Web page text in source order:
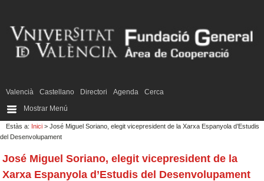
Valencià Castellano Directori Agenda
Cerca
Mostrar Menú
Estàs a: Inici > José Miguel Soriano, elegit vicepresident de la Xarxa Espanyola d’Estudis
del Desenvolupament
José Miguel Soriano, elegit vicepresident de la
Xarxa Espanyola d’Estudis del Desenvolupament